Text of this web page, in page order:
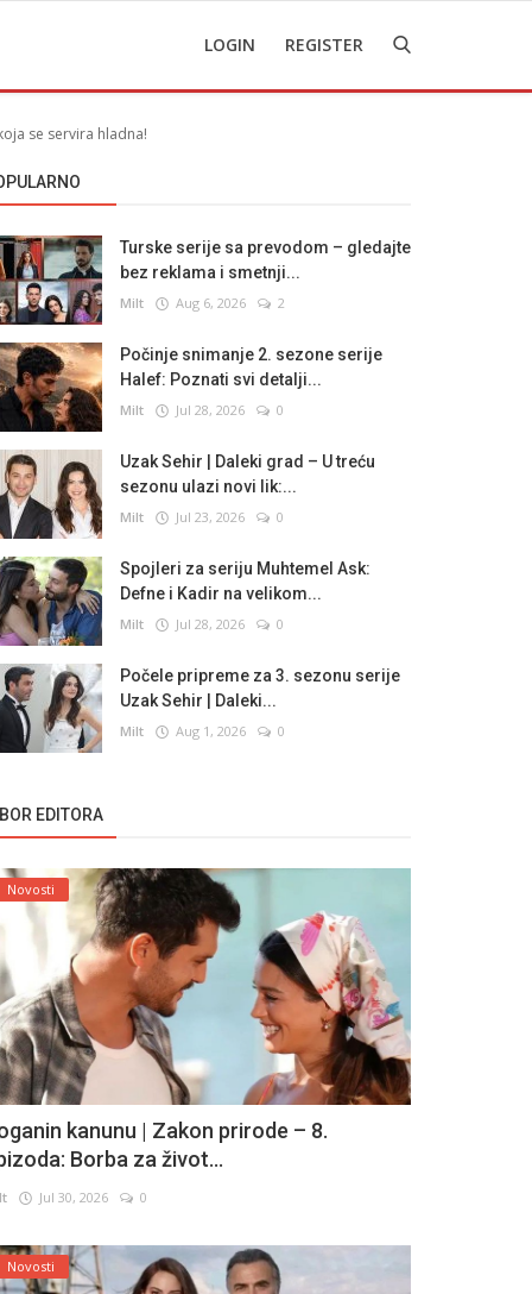
LOGIN REGISTER
se servira hladna!
Turske serije sa prevodom – gledajte
bez reklama i smetnji...
Milt Aug 6, 2026 2
Počinje snimanje 2. sezone serije
Halef: Poznati svi detalji...
Milt Jul 28, 2026 0
Uzak Sehir | Daleki grad – U treću
sezonu ulazi novi lik:...
Milt Jul 23, 2026 0
Spojleri za seriju Muhtemel Ask:
Defne i Kadir na velikom...
Milt Jul 28, 2026 0
Počele pripreme za 3. sezonu serije
Uzak Sehir | Daleki...
Milt Aug 1, 2026 0
EDITORA
Novosti
kanunu | Zakon prirode – 8.
Borba za život...
Jul 30, 2026 0
Novosti